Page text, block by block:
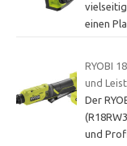
einen
RYOBI
und
Der
und